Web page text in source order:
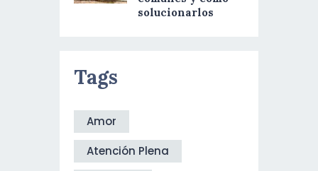
solucionarlos
Tags
Amor
Atención Plena